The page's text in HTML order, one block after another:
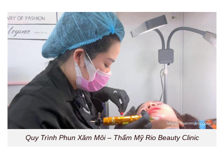
Quy Trình Phun Xăm Môi – Thẩm Mỹ Rio Beauty Clinic